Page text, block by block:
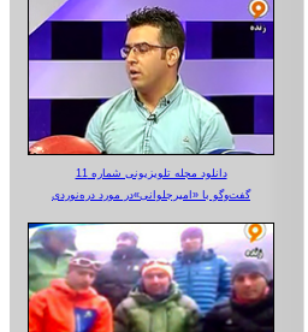
دانلود مجله تلویزیونی شماره 11
گفت‌وگو با «امیرجلوانی»در مورد دره‌نوردی